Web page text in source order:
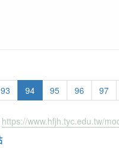
93 94(current)
95 96 97
https://www.hfjh.tyc.edu.tw/